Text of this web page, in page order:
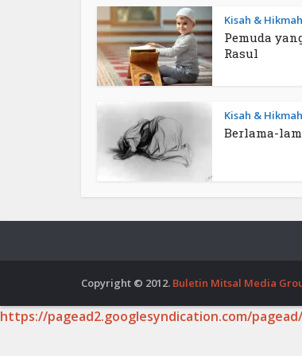
Kisah & Hikmah
Pemuda
Rasul
Kisah & Hikmah
Berlama-
Copyright © 2012. Buletin Mitsal Media
https://pagead2.googlesyndication.com/